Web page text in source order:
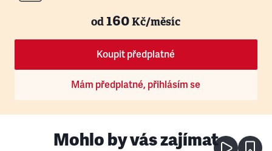
od160Kč/měsíc
Koupit předplatné
Mám předplatné, přihlásím se
Mohlo by vás zajímat